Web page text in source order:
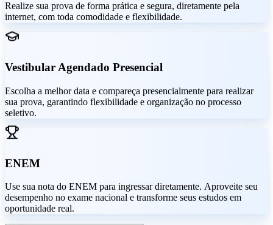
Realize sua prova de forma prática e segura, diretamente pela
internet, com toda comodidade e flexibilidade.
Vestibular Agendado Presencial
Escolha a melhor data e compareça presencialmente para realizar
sua prova, garantindo flexibilidade e organização no processo
seletivo.
ENEM
Use sua nota do ENEM para ingressar diretamente. Aproveite seu
desempenho no exame nacional e transforme seus estudos em
oportunidade real.